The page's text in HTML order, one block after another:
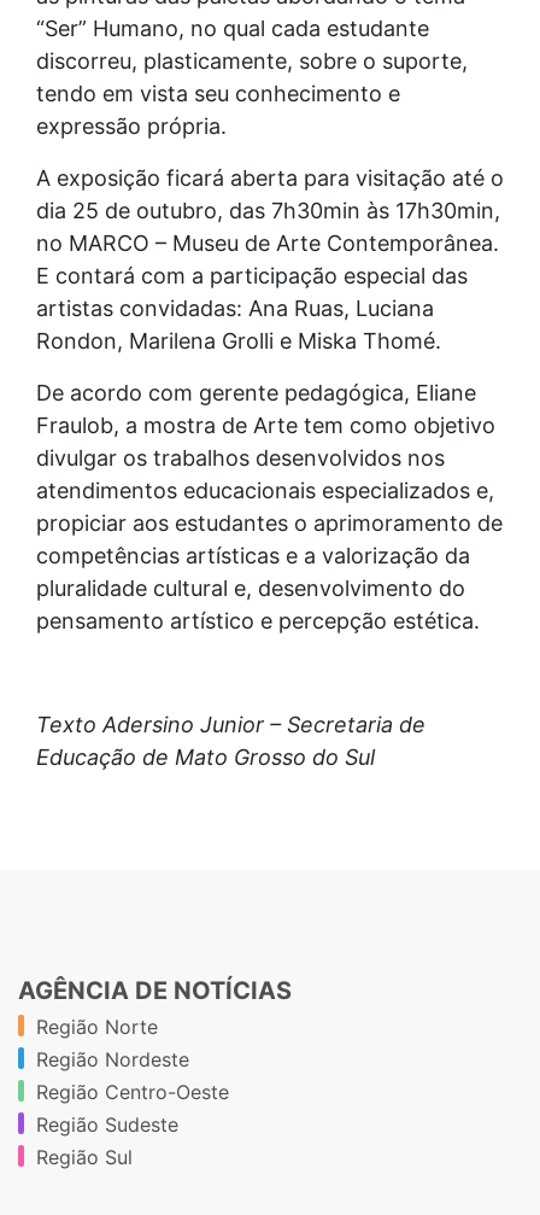
“Ser” Humano, no qual cada estudante
discorreu, plasticamente, sobre o suporte,
tendo em vista seu conhecimento e
expressão própria.
A exposição ficará aberta para visitação até o
dia 25 de outubro, das 7h30min às 17h30min,
no MARCO – Museu de Arte Contemporânea.
E contará com a participação especial das
artistas convidadas: Ana Ruas, Luciana
Rondon, Marilena Grolli e Miska Thomé.
De acordo com gerente pedagógica, Eliane
Fraulob, a mostra de Arte tem como objetivo
divulgar os trabalhos desenvolvidos nos
atendimentos educacionais especializados e,
propiciar aos estudantes o aprimoramento de
competências artísticas e a valorização da
pluralidade cultural e, desenvolvimento do
pensamento artístico e percepção estética.
Texto Adersino Junior – Secretaria de
Educação de Mato Grosso do Sul
AGÊNCIA DE NOTÍCIAS
Região Norte
Região Nordeste
Região Centro-Oeste
Região Sudeste
Região Sul